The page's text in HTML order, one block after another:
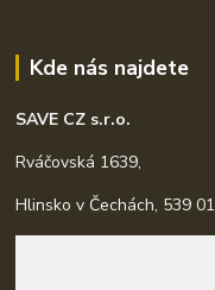
Kde nás najdete
SAVE CZ s.r.o.
Rváčovská 1639,
Hlinsko v Čechách, 539 01